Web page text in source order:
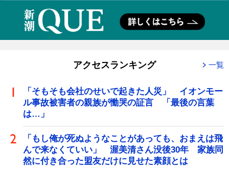
アクセスランキング 一覧
「そもそも会社のせいで起きた人災」 イオンモー
ル事故被害者の親族が慟哭の証言 「最後の言葉
は…」
「もし俺が死ぬようなことがあっても、おまえは飛
んで来なくていい」 渥美清さん没後30年 家族同
然に付き合った盟友だけに見せた素顔とは